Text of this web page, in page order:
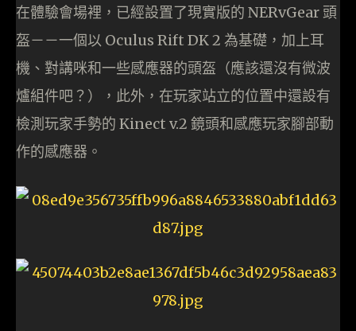
在體驗會場裡，已經設置了現實版的 NERvGear 頭
盔－－一個以 Oculus Rift DK 2 為基礎，加上耳
機、對講咪和一些感應器的頭盔（應該還沒有微波
爐組件吧？），此外，在玩家站立的位置中還設有
檢測玩家手勢的 Kinect v.2 鏡頭和感應玩家腳部動
作的感應器。